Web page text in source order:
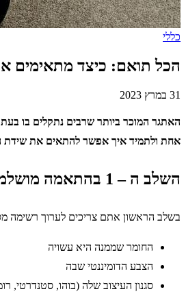
כללי
הכל תואם: כיצד מתאימים
31 במרץ 2023
האתגר המוכר ביותר שרבים נתקלים בו
אחת ולתמיד איך אפשר להתאים את שידת
השלב ה – 1 בהתאמה מושלמת של שידת הלילה למיטה: עריכת רשימה מדוקדקת
בשלב הראשון אתם צריכים לערוך רשימה
החומר שממנה היא עשויה
הצבע הדומיננטי שבה
סגנון העיצוב שלה (בוהו, סטנדרטי,